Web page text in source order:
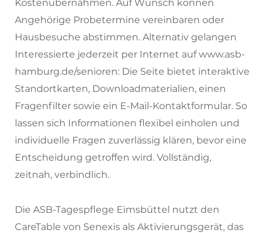
Kostenübernahmen. Auf Wunsch können
Angehörige Probetermine vereinbaren oder
Hausbesuche abstimmen. Alternativ gelangen
Interessierte jederzeit per Internet auf www.asb-
hamburg.de/senioren: Die Seite bietet interaktive
Standortkarten, Downloadmaterialien, einen
Fragenfilter sowie ein E-Mail-Kontaktformular. So
lassen sich Informationen flexibel einholen und
individuelle Fragen zuverlässig klären, bevor eine
Entscheidung getroffen wird. Vollständig,
zeitnah, verbindlich.
Die ASB-Tagespflege Eimsbüttel nutzt den
CareTable von Senexis als Aktivierungsgerät, das